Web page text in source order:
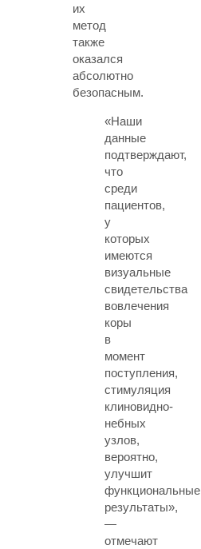
их
метод
также
оказался
абсолютно
безопасным.
«Наши
данные
подтверждают,
что
среди
пациентов,
у
которых
имеются
визуальные
свидетельства
вовлечения
коры
в
момент
поступления,
стимуляция
клиновидно-
небных
узлов,
вероятно,
улучшит
функциональные
результаты»,
—
отмечают